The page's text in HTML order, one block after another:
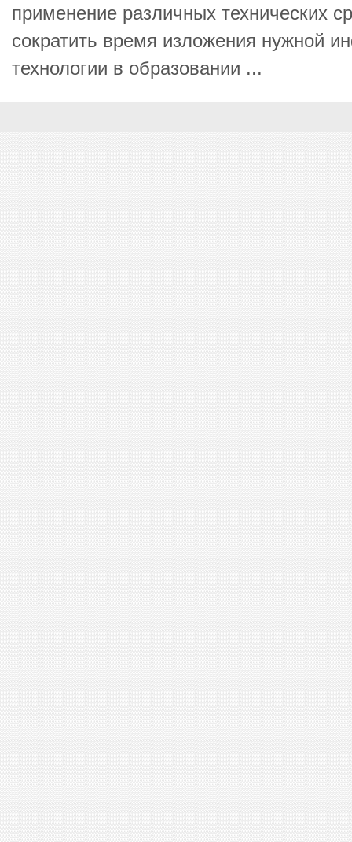
применение различных технических
сократить время изложения нужной
технологии в образовании ...